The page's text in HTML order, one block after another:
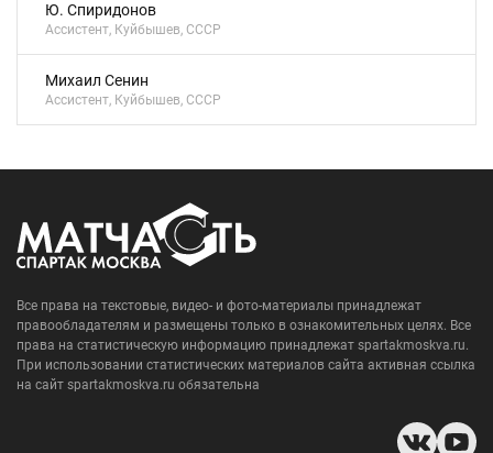
Ю. Спиридонов
Ассистент, Куйбышев, СССР
Михаил Сенин
Ассистент, Куйбышев, СССР
Все права на текстовые, видео- и фото-материалы принадлежат
правообладателям и размещены только в ознакомительных целях. Все
права на статистическую информацию принадлежат spartakmoskva.ru.
При использовании статистических материалов сайта активная ссылка
на сайт spartakmoskva.ru обязательна